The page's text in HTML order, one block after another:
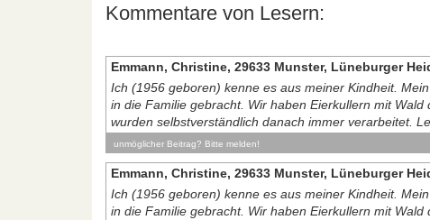
Kommentare von Lesern:
Emmann, Christine, 29633 Munster, Lüneburger
Ich (1956 geboren) kenne es aus meiner Kindheit.
in die Familie gebracht. Wir haben Eierkullern mit
wurden selbstverständlich danach immer verarbeitet.
unmöglicher Beitrag? Bitte melden!
Emmann, Christine, 29633 Munster, Lüneburger
Ich (1956 geboren) kenne es aus meiner Kindheit.
in die Familie gebracht. Wir haben Eierkullern mit